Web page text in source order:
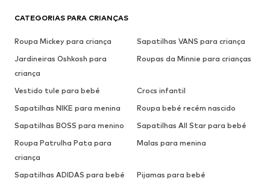
CATEGORIAS PARA CRIANÇAS
Roupa Mickey para criança
Sapatilhas VANS para criança
Jardineiras Oshkosh para
criança
Roupas da Minnie para crianças
Vestido tule para bebé
Crocs infantil
Sapatilhas NIKE para menina
Roupa bebé recém nascido
Sapatilhas BOSS para menino
Sapatilhas All Star para bebé
Roupa Patrulha Pata para
criança
Malas para menina
Sapatilhas ADIDAS para bebé
Pijamas para bebé